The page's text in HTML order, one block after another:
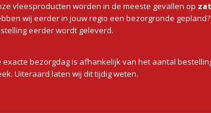
€ 2,70 (inclusief btw 9%)
✓Op voorraad
vleesproducten worden in de meeste gevallen op
wij eerder in jouw regio een bezorgronde
eerder wordt geleverd.
exacte bezorgdag is afhankelijk van het aantal
Uiteraard laten wij dit tijdig weten.